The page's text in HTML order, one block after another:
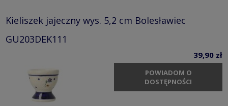
Kieliszek jajeczny wys. 5,2 cm Bolesławiec
GU203DEK111
39,90 zł
POWIADOM O
DOSTĘPNOŚCI